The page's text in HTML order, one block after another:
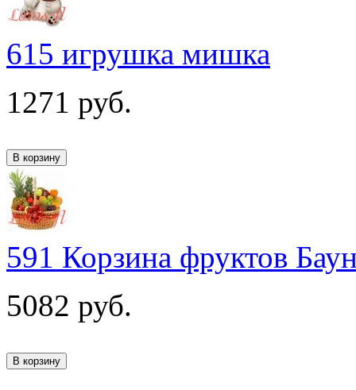
615 игрушка мишка
1271 руб.
591 Корзина фруктов
5082 руб.